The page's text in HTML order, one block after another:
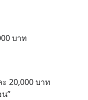
บาท
20,000 บาท
”